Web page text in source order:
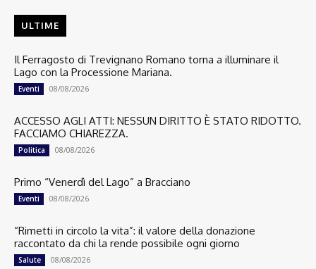
ULTIME
Il Ferragosto di Trevignano Romano torna a illuminare il
Lago con la Processione Mariana.
Eventi 08/08/2026
ACCESSO AGLI ATTI: NESSUN DIRITTO È STATO RIDOTTO.
FACCIAMO CHIAREZZA.
Politica 08/08/2026
Primo “Venerdì del Lago” a Bracciano
Eventi 08/08/2026
“Rimetti in circolo la vita”: il valore della donazione
raccontato da chi la rende possibile ogni giorno
Salute 08/08/2026